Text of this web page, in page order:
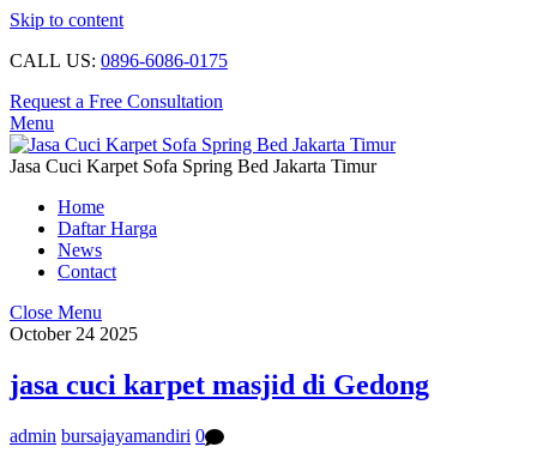
Skip to content
CALL US: 0896-6086-0175
Request a Free Consultation
Menu
Jasa Cuci Karpet Sofa Spring Bed Jakarta Timur
Home
Daftar Harga
News
Contact
Close Menu
October 24 2025
jasa cuci karpet masjid di Gedong
admin bursajayamandiri 0